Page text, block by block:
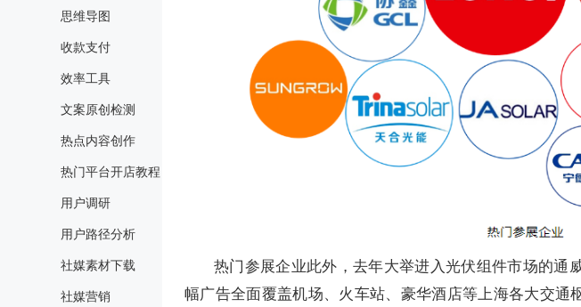
思维导图
收款支付
效率工具
文案原创检测
热点内容创作
热门平台开店教程
用户调研
用户路径分析
社媒素材下载
社媒营销
热门参展企业此外，去年大举进入光伏组件市场的通
幅广告全面覆盖机场、火车站、豪华酒店等上海各大交通